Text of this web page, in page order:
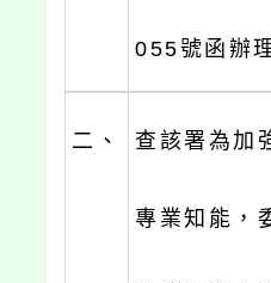
055號函辦
二、 查該署為加
專業知能，